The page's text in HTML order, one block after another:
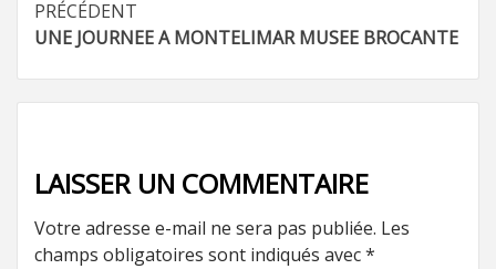
Navigation
d’article
PRÉCÉDENT
UNE JOURNEE A MONTELIMAR MUSEE BROCANTE
LAISSER UN COMMENTAIRE
Votre adresse e-mail ne sera pas publiée. Les
champs obligatoires sont indiqués avec*